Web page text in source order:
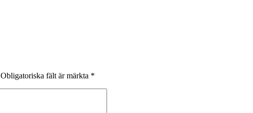
Obligatoriska fält är märkta *